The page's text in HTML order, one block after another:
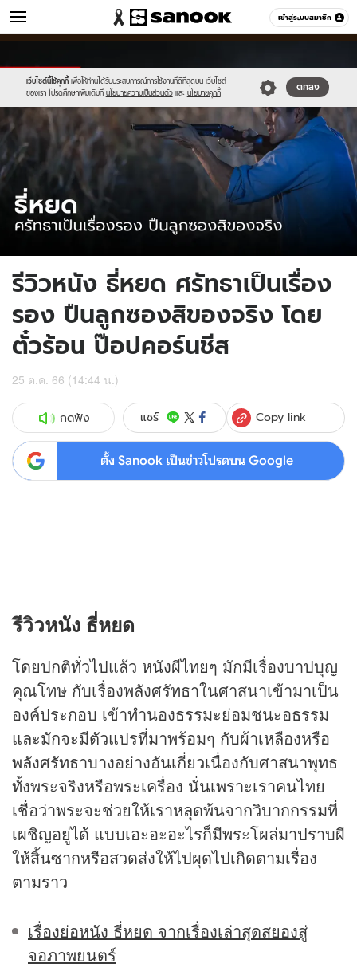
เข้าสู่ระบบสมาชิก
หนัง-ละคร หมวดอื่นๆ
เว็บไซต์นี้ใช้คุกกี้ เพื่อให้ท่านได้รับประสบการณ์การใช้งานที่ดีที่สุดบน เว็บไซต์
ของเรา โปรดศึกษาเพิ่มเติมที่ นโยบายความเป็นส่วนตัว และ นโยบายคุกกี้
ตกลง
new-
sanook.png
template-
update-
april.jpg
รีวิวหนัง ธี่หยด ศรัทธาเป็นเรื่อง
รอง ปืนลูกซองสิของจริง โดย
ตั๋วร้อน ป๊อปคอร์นชีส
25 ต.ค. 66 (14:44 น.)
กดฟัง แชร์ Copy link
ตั้ง Sanook เป็นข่าวโปรดบน Google
รีวิวหนัง ธี่หยด
โดยปกติทั่วไปแล้ว หนังผีไทยๆ มักมีเรื่องบาปบุญ
คุณโทษ กับเรื่องพลังศรัทธาในศาสนาเข้ามาเป็น
องค์ประกอบ เข้าทำนองธรรมะย่อมชนะอธรรม
และมักจะมีตัวแปรที่มาพร้อมๆ กับผ้าเหลืองหรือ
พลังศรัทธาบางอย่างอันเกี่ยวเนื่องกับศาสนาพุทธ
ทั้งพระจริงหรือพระเครื่อง นั่นเพราะเราคนไทย
เชื่อว่าพระจะช่วยให้เราหลุดพ้นจากวิบากกรรมที่
เผชิญอยู่ได้ แบบเอะอะอะไรก็มีพระโผล่มาปราบผี
ให้สิ้นซากหรือสวดส่งให้ไปผุดไปเกิดตามเรื่อง
ตามราว
เรื่องย่อหนัง ธี่หยด จากเรื่องเล่าสุดสยองสู่
จอภาพยนตร์